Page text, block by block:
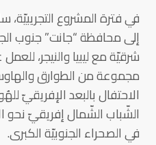
في فترة المشروع
إلى محافظة “جانت” جنوب
شرقيّة مع ليبيا والنيجر،
مجموعة من الطوارق
الاحتفال بالبعد الإفريقيّ
الشّباب الشّمال إفريقيّ نحو
في الصحراء الجنوبيّة الكبرى.